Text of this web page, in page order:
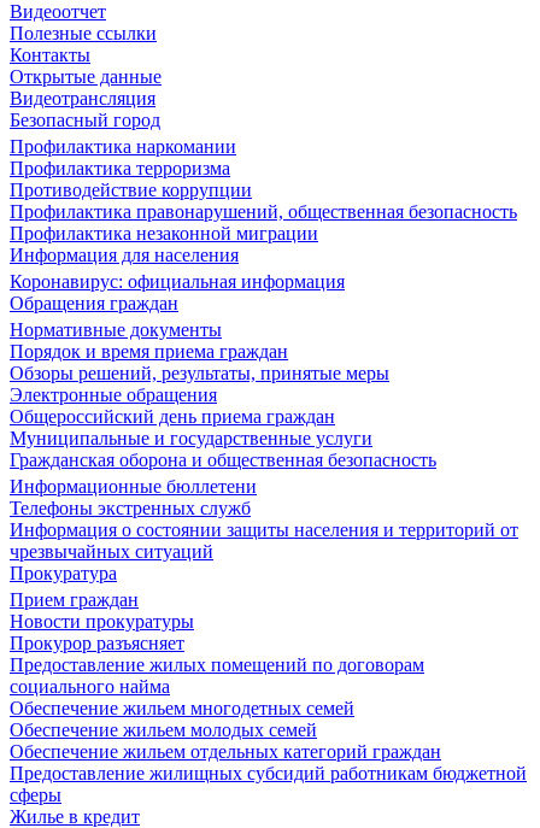
Видеоотчет
Полезные ссылки
Контакты
Открытые данные
Видеотрансляция
Безопасный город
Профилактика наркомании
Профилактика терроризма
Противодействие коррупции
Профилактика правонарушений, общественная безопасность
Профилактика незаконной миграции
Информация для населения
Коронавирус: официальная информация
Обращения граждан
Нормативные документы
Порядок и время приема граждан
Обзоры решений, результаты, принятые меры
Электронные обращения
Общероссийский день приема граждан
Муниципальные и государственные услуги
Гражданская оборона и общественная безопасность
Информационные бюллетени
Телефоны экстренных служб
Информация о состоянии защиты населения и территорий от
чрезвычайных ситуаций
Прокуратура
Прием граждан
Новости прокуратуры
Прокурор разъясняет
Предоставление жилых помещений по договорам
социального найма
Обеспечение жильем многодетных семей
Обеспечение жильем молодых семей
Обеспечение жильем отдельных категорий граждан
Предоставление жилищных субсидий работникам бюджетной
сферы
Жилье в кредит